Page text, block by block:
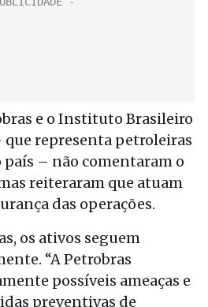
e o Instituto Brasileiro
representa petroleiras
– não comentaram o
reiteraram que atuam
das operações.
os ativos seguem
“A Petrobras
possíveis ameaças e
preventivas de